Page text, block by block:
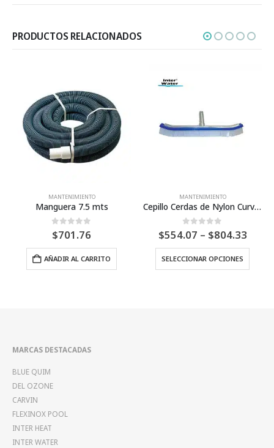
PRODUCTOS RELACIONADOS
MANTENIMIENTO
0 Fuera de 5
554.07–$804.33
$804.33
SELECCIONAR OPCIONES
MANTENIMIENTO
Barredora de 8 ruedas económica – Watex
0Fuera de 5
$616.64
AÑADIR AL CARRITO
MARCAS DESTACADAS
BLUE QUIM
DEL OZONE
CARVIN
FLEXINOX POOL
INTER HEAT
INTER WATER